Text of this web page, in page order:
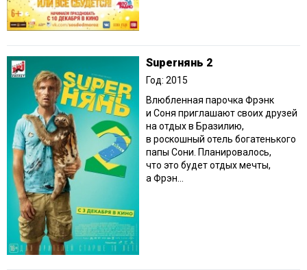
Superнянь 2
Год: 2015
Влюбленная парочка Фрэнк
и Соня приглашают своих друзей
на отдых в Бразилию,
в роскошный отель богатенького
папы Сони. Планировалось,
что это будет отдых мечты,
а Фрэн...